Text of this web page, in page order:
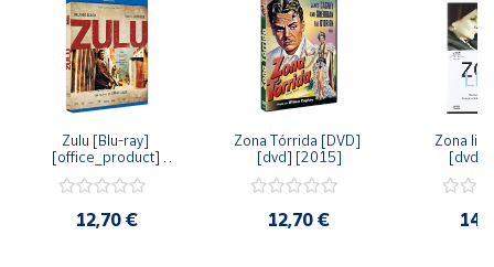
Zulu [Blu-ray]
[office_product]
12,70 €
Zona Tórrida [DVD]
[dvd] [2015]
12,70 €
Zona
[dvd]